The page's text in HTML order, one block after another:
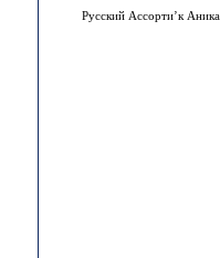
Русский Ассорти’к Аника